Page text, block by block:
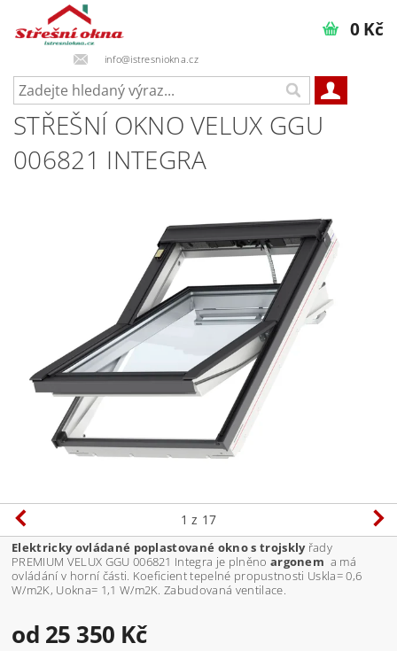
info@istresniokna.cz
0 Kč
STŘEŠNÍ OKNO VELUX GGU
006821 INTEGRA
1 z 17
Elektricky ovládané poplastované okno s trojsklyřady
PREMIUM VELUX GGU 006821 Integra je plněno argonem a má
ovládání v horní části. Koeficient tepelné propustnosti Uskla= 0,6
W/m2K, Uokna= 1,1 W/m2K. Zabudovaná ventilace.
od 25 350 Kč